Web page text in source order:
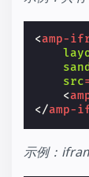
<amp-
src
<
</amp-
示例：